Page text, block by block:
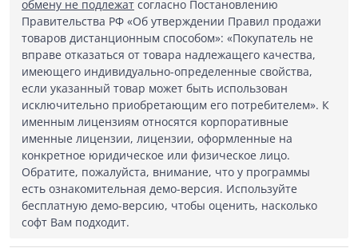
обмену не подлежат согласно Постановлению
Правительства РФ «Об утверждении Правил продажи
товаров дистанционным способом»: «Покупатель не
вправе отказаться от товара надлежащего качества,
имеющего индивидуально-определенные свойства,
если указанный товар может быть использован
исключительно приобретающим его потребителем». К
именным лицензиям относятся корпоративные
именные лицензии, лицензии, оформленные на
конкретное юридическое или физическое лицо.
Обратите, пожалуйста, внимание, что у программы
есть ознакомительная демо-версия. Используйте
бесплатную демо-версию, чтобы оценить, насколько
софт Вам подходит.